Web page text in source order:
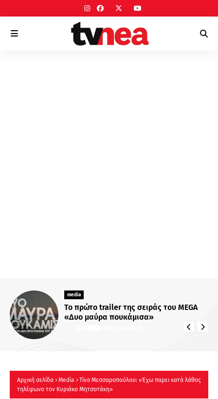
media
Το πρώτο trailer της σειράς του MEGA
«Δυο μαύρα πουκάμισα»
Αρχική σελίδα Μedia
Τίνα Μεσσαροπούλου: «Έχω παρει κατά λάθος
τηλέφωνο τον Κυριάκο Μητσοτάκη»